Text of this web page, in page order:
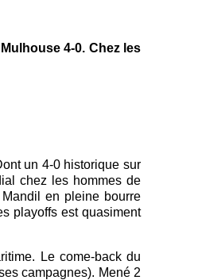
4-0. Chez les
un 4-0 historique sur
chez les hommes de
en pleine bourre
playoffs est quasiment
Le come-back du
campagnes). Mené 2